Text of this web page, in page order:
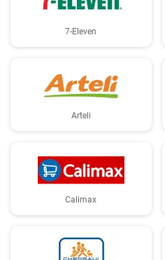
7-Eleven
Arteli
Calimax